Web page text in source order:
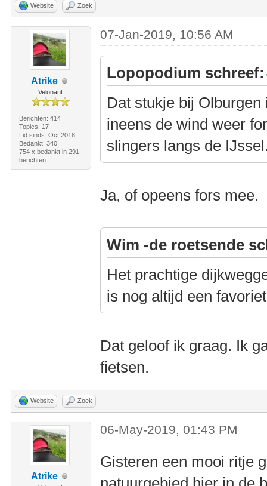
Website Zoek
Atrike
Velonaut
Berichten: 414
Topics: 17
Lid sinds: Oct 2018
Bedankt: 340
754 x bedankt in 291
berichten
07-Jan-2019, 10:56 AM
Lopopodium schreef:
Dat stukje bij
ineens de wind weer
slingers langs de
Ja, of opeens fors mee.
Wim -de roetsende
Het prachtige
is nog altijd een
Dat geloof ik graag. Ik
fietsen.
Website Zoek
Atrike
06-May-2019, 01:43 PM
Gisteren een mooi ritje